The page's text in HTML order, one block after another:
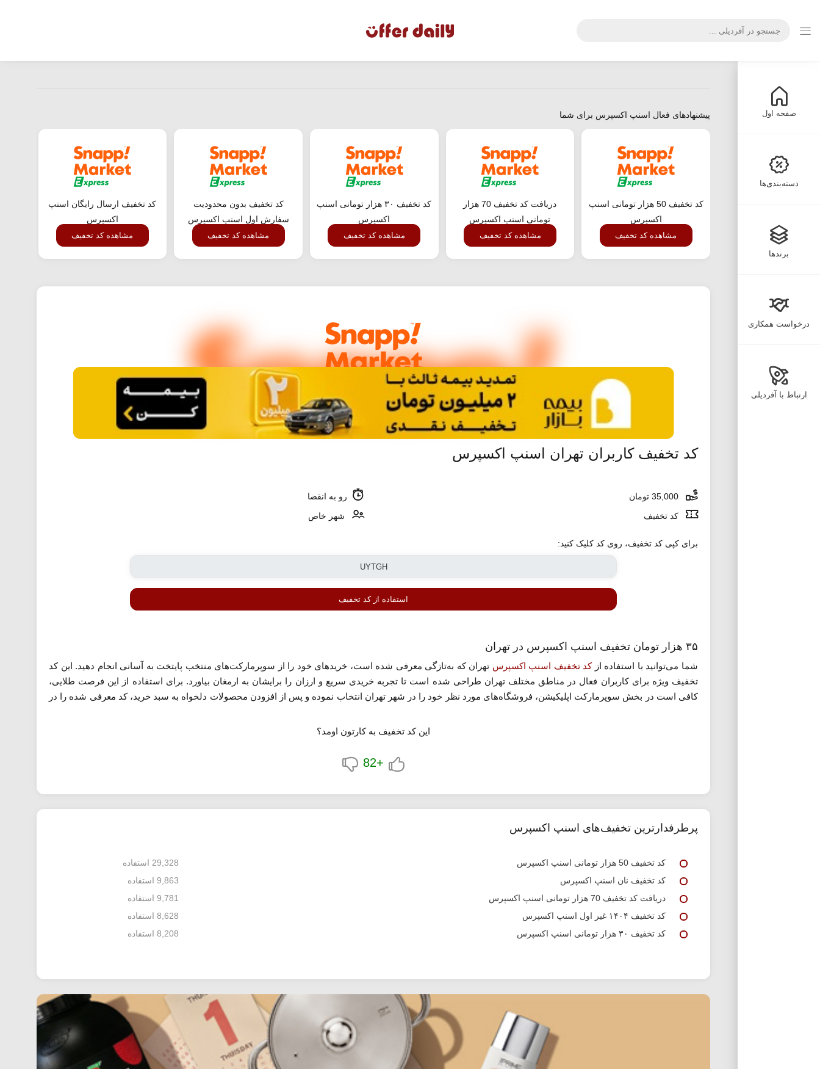
صفحه اول
دسته‌بندی‌ها
برندها
درخواست همکاری
ارتباط با آفردیلی
پیشنهادهای فعال اسنپ اکسپرس برای شما
کد تخفیف 50 هزار تومانی اسنپ
اکسپرس
مشاهده کد تخفیف
دریافت کد تخفیف 70 هزار
تومانی اسنپ اکسپرس
مشاهده کد تخفیف
کد تخفیف ۳۰ هزار تومانی اسنپ
اکسپرس
مشاهده کد تخفیف
کد تخفیف بدون محدودیت
سفارش اول اسنپ اکسپرس
مشاهده کد تخفیف
کد تخفیف ارسال رایگان اسنپ
اکسپرس
مشاهده کد تخفیف
کد تخفیف کاربران تهران اسنپ اکسپرس
رو به انقضا
کد تخفیف
شهر خاص
برای کپی کد تخفیف، روی کد کلیک کنید:
استفاده از کد تخفیف
۳۵ هزار تومان تخفیف اسنپ اکسپرس در تهران
شما می‌توانید با استفاده ازکد تخفیف اسنپ اکسپرس تهران که به‌تازگی معرفی شده است، خریدهای خود را از سوپرمارکت‌های منتخب پایتخت به آسانی انجام دهید. این کد
تخفیف ویژه برای کاربران فعال در مناطق مختلف تهران طراحی شده است تا تجربه خریدی سریع و ارزان را برایشان به ارمغان بیاورد. برای استفاده از این فرصت طلایی،
کافی است در بخش سوپرمارکت اپلیکیشن، فروشگاه‌های مورد نظر خود را در شهر تهران انتخاب نموده و پس از افزودن محصولات دلخواه به سبد خرید، کد معرفی شده را در
تهران به صورت محدود در دسترس است و بهتر است هرچه سریع‌تر از آن استفاده کنید. این سرویس امکان ارسال
این کد تخفیف به کارتون اومد؟
+82
پرطرفدارترین تخفیف‌های اسنپ اکسپرس
کد تخفیف 50 هزار تومانی اسنپ اکسپرس
29,328 استفاده
کد تخفیف نان اسنپ اکسپرس
9,863 استفاده
دریافت کد تخفیف 70 هزار تومانی اسنپ اکسپرس
9,781 استفاده
کد تخفیف ۱۴۰۴ غیر اول اسنپ اکسپرس
8,628 استفاده
کد تخفیف ۳۰ هزار تومانی اسنپ اکسپرس
8,208 استفاده